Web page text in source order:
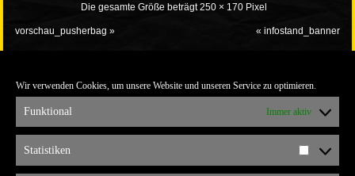
Wir verwenden Cookies, um unsere Website und unseren Service zu optimieren.
Funktional Immer aktiv
Statistiken
Die gesamte Größe beträgt250 × 170Pixel
vorschau_pusherbag » « infostand_banner
COPYRIGHT © 2017 YELLOW CONNECTION